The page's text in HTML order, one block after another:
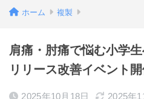
ホーム 複製
肩痛・肘痛で悩む小学
リリース改善イベント
2025年10月18日 2025年